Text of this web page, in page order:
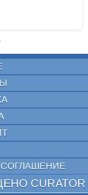
CURATOR